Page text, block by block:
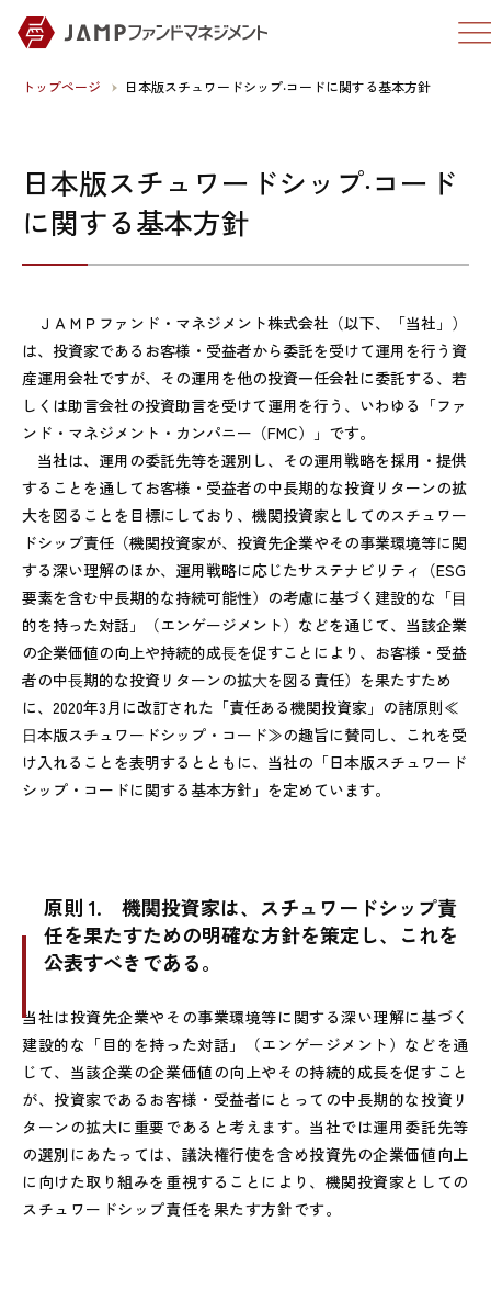
トップページ 日本版スチュワードシップ‧コードに関する基本方針
日本版スチュワードシップ‧コード
に関する基本方針
ＪＡＭＰファンド・マネジメント株式会社（以下、「当社」）
は、投資家であるお客様・受益者から委託を受けて運用を行う資
産運用会社ですが、その運用を他の投資一任会社に委託する、若
しくは助言会社の投資助言を受けて運用を行う、いわゆる「ファ
ンド・マネジメント・カンパニー（FMC）」です。
当社は、運用の委託先等を選別し、その運用戦略を採用・提供
することを通してお客様・受益者の中長期的な投資リターンの拡
大を図ることを目標にしており、機関投資家としてのスチュワー
ドシップ責任（機関投資家が、投資先企業やその事業環境等に関
する深い理解のほか、運用戦略に応じたサステナビリティ（ESG
要素を含む中長期的な持続可能性）の考慮に基づく建設的な「⽬
的を持った対話」（エンゲージメント）などを通じて、当該企業
の企業価値の向上や持続的成⻑を促すことにより、お客様・受益
者の中⻑期的な投資リターンの拡⼤を図る責任）を果たすため
に、2020年3月に改訂された「責任ある機関投資家」の諸原則≪
⽇本版スチュワードシップ・コード≫の趣旨に賛同し、これを受
け入れることを表明するとともに、当社の「日本版スチュワード
シップ・コードに関する基本方針」を定めています。
原則 1. 機関投資家は、スチュワードシップ責
任を果たすための明確な方針を策定し、これを
公表すべきである。
当社は投資先企業やその事業環境等に関する深い理解に基づく
建設的な「目的を持った対話」（エンゲージメント）などを通
じて、当該企業の企業価値の向上やその持続的成長を促すこと
が、投資家であるお客様・受益者にとっての中長期的な投資リ
ターンの拡大に重要であると考えます。当社では運用委託先等
の選別にあたっては、議決権行使を含め投資先の企業価値向上
に向けた取り組みを重視することにより、機関投資家としての
スチュワードシップ責任を果たす方針です。